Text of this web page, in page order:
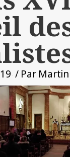
/ Par Martin